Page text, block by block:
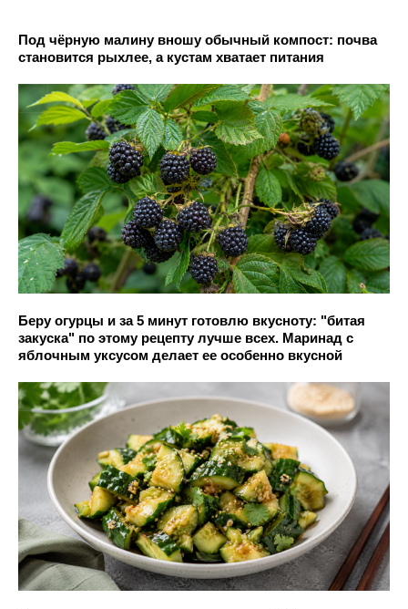
Под чёрную малину вношу обычный компост: почва
становится рыхлее, а кустам хватает питания
Беру огурцы и за 5 минут готовлю вкусноту: "битая
закуска" по этому рецепту лучше всех. Маринад с
яблочным уксусом делает ее особенно вкусной